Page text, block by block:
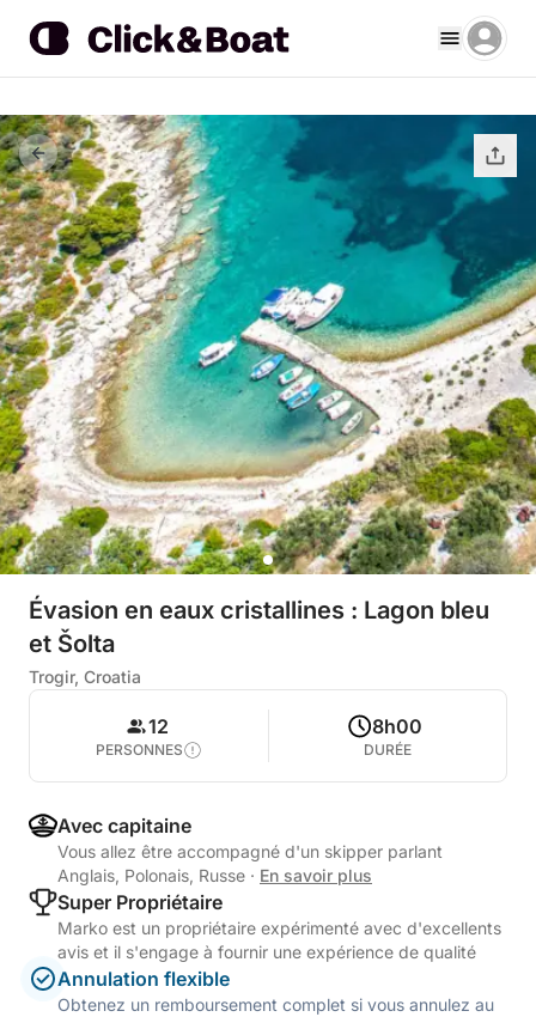
Évasion en eaux cristallines : Lagon bleu
et Šolta
Trogir, Croatia
12
PERSONNES
8h00
DURÉE
Avec capitaine
Vous allez être accompagné d'un skipper parlant
Anglais, Polonais, Russe · En savoir plus
Super Propriétaire
Marko est un propriétaire expérimenté avec d'excellents
avis et il s'engage à fournir une expérience de qualité
Annulation flexible
Obtenez un remboursement complet si vous annulez au